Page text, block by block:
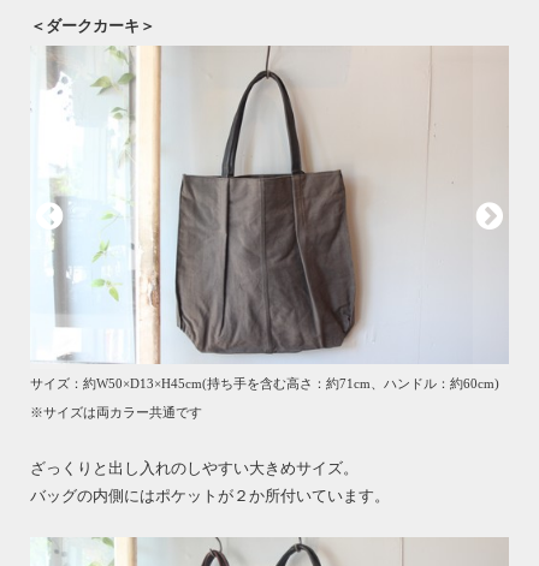
＜ダークカーキ＞
サイズ：約W50×D13×H45cm(持ち手を含む高さ：約71cm、ハンドル：約60cm)
※サイズは両カラー共通です
ざっくりと出し入れのしやすい大きめサイズ。
バッグの内側にはポケットが２か所付いています。